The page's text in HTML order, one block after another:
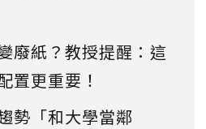
廢紙？教授提醒：這
置更重要！
勢「和大學當鄰